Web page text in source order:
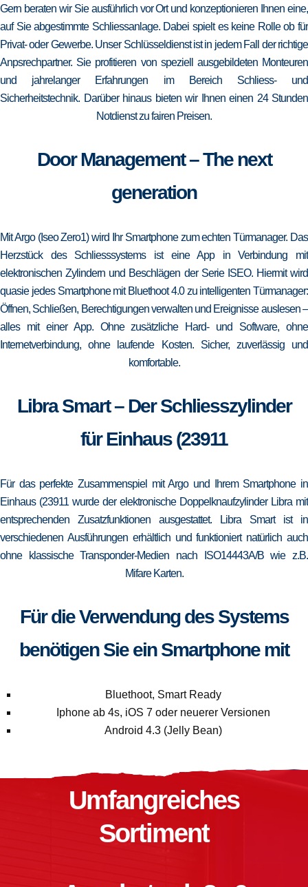
Gern beraten wir Sie ausführlich vor Ort und konzeptionieren Ihnen eine,
auf Sie abgestimmte Schliessanlage. Dabei spielt es keine Rolle ob für
Privat- oder Gewerbe. Unser Schlüsseldienst ist in jedem Fall der richtige
Anpsrechpartner. Sie profitieren von speziell ausgebildeten Monteuren
und jahrelanger Erfahrungen im Bereich Schliess- und
Sicherheitstechnik. Darüber hinaus bieten wir Ihnen einen 24 Stunden
Notdienst zu fairen Preisen.
Door Management – The next
generation
Mit Argo (Iseo Zero1) wird Ihr Smartphone zum echten Türmanager. Das
Herzstück des Schliesssystems ist eine App in Verbindung mit
elektronischen Zylindern und Beschlägen der Serie ISEO. Hiermit wird
quasie jedes Smartphone mit Bluethoot 4.0 zu intelligenten Türmanager:
Öffnen, Schließen, Berechtigungen verwalten und Ereignisse auslesen –
alles mit einer App. Ohne zusätzliche Hard- und Software, ohne
Internetverbindung, ohne laufende Kosten. Sicher, zuverlässig und
komfortable.
Libra Smart – Der Schliesszylinder
für Einhaus (23911
Für das perfekte Zusammenspiel mit Argo und Ihrem Smartphone in
Einhaus (23911 wurde der elektronische Doppelknaufzylinder Libra mit
entsprechenden Zusatzfunktionen ausgestattet. Libra Smart ist in
verschiedenen Ausführungen erhältlich und funktioniert natürlich auch
ohne klassische Transponder-Medien nach ISO14443A/B wie z.B.
Mifare Karten.
Für die Verwendung des Systems
benötigen Sie ein Smartphone mit
Bluethoot, Smart Ready
Iphone ab 4s, iOS 7 oder neuerer Versionen
Android 4.3 (Jelly Bean)
Umfangreiches
Sortiment